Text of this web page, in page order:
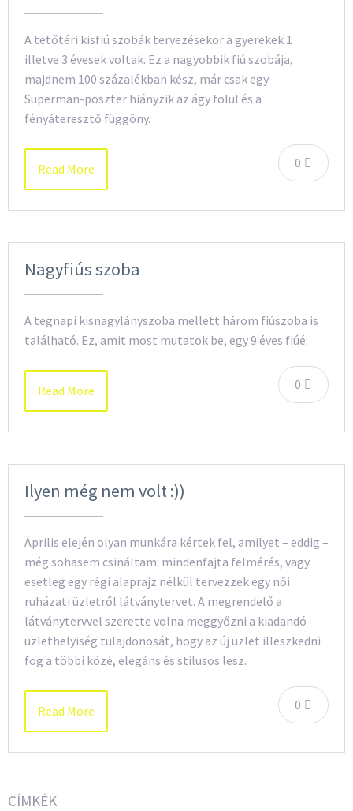
A tetőtéri kisfiú szobák tervezésekor a gyerekek 1
illetve 3 évesek voltak. Ez a nagyobbik fiú szobája,
majdnem 100 százalékban kész, már csak egy
Superman-poszter hiányzik az ágy fölül és a
fényáteresztő függöny.
0
Read More
Nagyfiús szoba
A tegnapi kisnagylányszoba mellett három fiúszoba is
található. Ez, amit most mutatok be, egy 9 éves fiúé:
0
Read More
Ilyen még nem volt :))
Április elején olyan munkára kértek fel, amilyet – eddig –
még sohasem csináltam: mindenfajta felmérés, vagy
esetleg egy régi alaprajz nélkül tervezzek egy női
ruházati üzletről látványtervet. A megrendelő a
látványtervvel szerette volna meggyőzni a kiadandó
üzlethelyiség tulajdonosát, hogy az új üzlet illeszkedni
fog a többi közé, elegáns és stílusos lesz.
0
Read More
CÍMKÉK